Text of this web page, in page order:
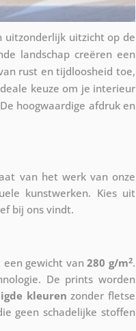
uitzonderlijk uitzicht op de
landschap creëren een
rust en tijdloosheid toe,
keuze om je interieur
hoogwaardige afdruk en
van het werk van onze
kunstwerken. Kies uit
bij ons vindt.
een gewicht van280 g/m2.
De prints worden
kleuren zonder fletse
geen schadelijke stoffen